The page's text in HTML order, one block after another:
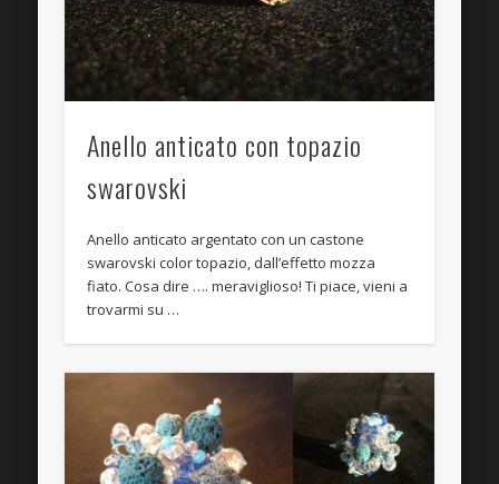
Anello anticato con topazio
swarovski
Anello anticato argentato con un castone
swarovski color topazio, dall’effetto mozza
fiato. Cosa dire …. meraviglioso! Ti piace, vieni a
trovarmi su …